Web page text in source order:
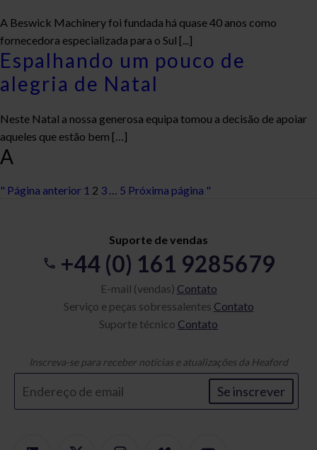
A Beswick Machinery foi fundada há quase 40 anos como
fornecedora especializada para o Sul [...]
Espalhando um pouco de
alegria de Natal
Neste Natal a nossa generosa equipa tomou a decisão de apoiar
aqueles que estão bem […]
A
" Página anterior 1 2 3 … 5 Próxima página "
Suporte de vendas
+44 (0) 161 9285679
E-mail (vendas) Contato
Serviço e peças sobressalentes Contato
Suporte técnico Contato
Inscreva-se para receber notícias e atualizações da Heaford
Se inscrever